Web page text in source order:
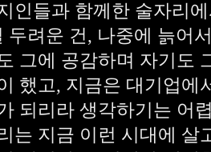
인들과 함께한 술자리
두려운 건, 나중에 늙어
그에 공감하며 자기도
했고, 지금은 대기업에
되리라 생각하기는 어
는 지금 이런 시대에 살